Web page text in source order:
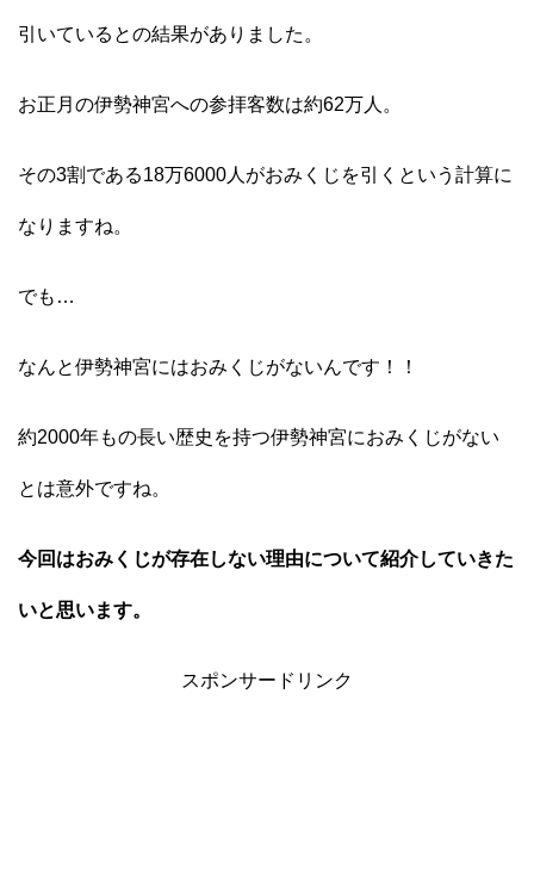
引いているとの結果がありました。
お正月の伊勢神宮への参拝客数は約62万人。
その3割である18万6000人がおみくじを引くという計算に
なりますね。
でも…
なんと伊勢神宮にはおみくじがないんです！！
約2000年もの長い歴史を持つ伊勢神宮におみくじがない
とは意外ですね。
今回はおみくじが存在しない理由について紹介していきた
いと思います。
スポンサードリンク